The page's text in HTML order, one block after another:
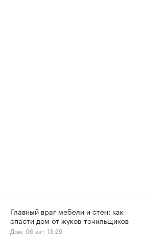
Главный враг мебели и стен: как
спасти дом от жуков-точильщиков
Дом, 06 авг, 13:29